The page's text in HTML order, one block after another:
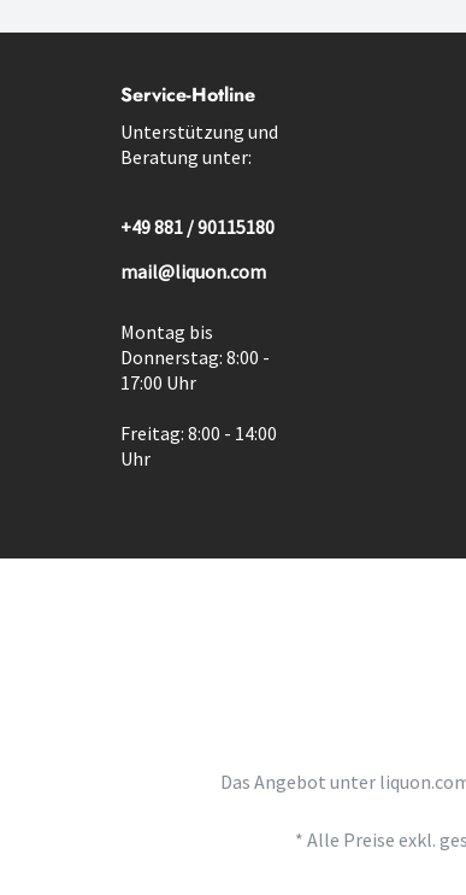
Service-Hotline
Unterstützung und
Beratung unter:
+49 881 / 90115180
mail@liquon.com
Montag bis
Donnerstag: 8:00 -
17:00 Uhr
Freitag: 8:00 - 14:00
Uhr
Das Angebot unter
* Alle Preise exkl.